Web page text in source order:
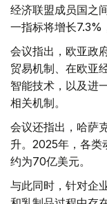
经济联盟成员国之
一指标将增长7.3%
会议指出，欧亚政
贸易机制、在欧亚
智能技术，以及进
相关机制。
会议还指出，哈萨
升。2025年，各类
约为70亿美元。
与此同时，针对企